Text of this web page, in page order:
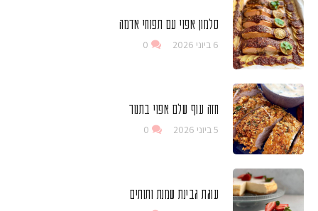
סלמון אפוי עם תפוחי אדמה
6 ביוני 2026 0
חזה עוף שלם אפוי בתנור
5 ביוני 2026 0
עוגת גבינת שמנת ותותים